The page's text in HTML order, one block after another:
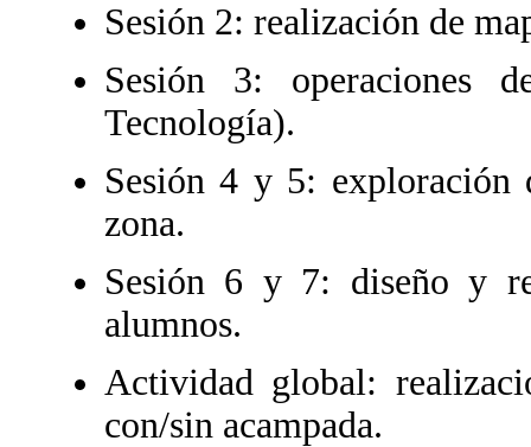
Sesión 2: realización de
Sesión 3: operaciones
Tecnología).
Sesión 4 y 5: exploración
zona.
Sesión 6 y 7: diseño y
alumnos.
Actividad global:
con/sin acampada.